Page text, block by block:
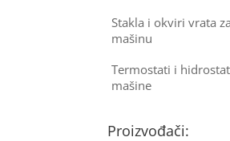
Stakla i okviri vrata
mašinu
Termostati i
mašine
Proizvođači: